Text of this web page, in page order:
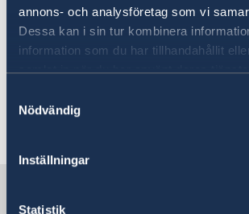
annons- och analysföretag som vi
Dessa kan i sin tur kombinera
information som du har tillhandahållit
samlat in när du har använt deras
Nödvändig
Inställningar
Statistik
Read more atSwedish Migration
about how to apply for yourself
For more information, please